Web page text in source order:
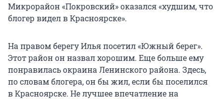
Микрорайон «Покровский» оказался «худшим, что
блогер видел в Красноярске».
На правом берегу Илья посетил «Южный берег».
Этот район он назвал хорошим. Еще больше ему
понравилась окраина Ленинского района. Здесь,
по словам блогера, он бы жил, если бы поселился
в Красноярске. Не лучшее впечатление на